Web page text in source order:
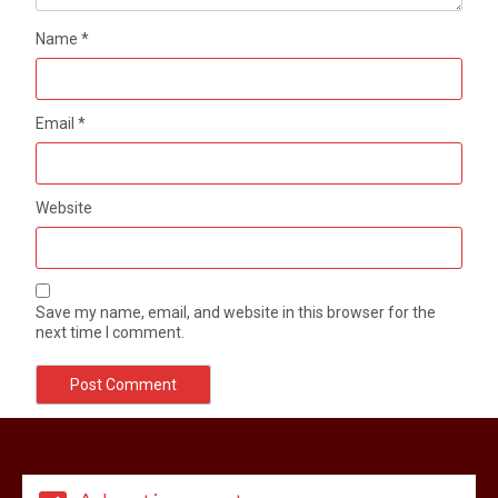
Name*
Email*
Website
Save my name, email, and website in this browser for the
next time I comment.
उठाकर खाते कुत्ते का वीडियो इंटरनेट पर जमकर